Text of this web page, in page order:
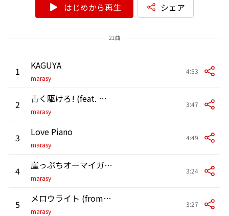
はじめから再生 シェア
21曲
1 KAGUYA
marasy
4:53
2 青く駆けろ! (feat. 初音ミク, MEIKO, ミライアカリ, YuNi, 富士葵, 星乃一歌)
marasy
3:47
3 Love Piano
marasy
4:49
4 崖っぷちオーマイガール
marasy
3:24
5 メロウライト (from Raison d'être)
marasy
3:27